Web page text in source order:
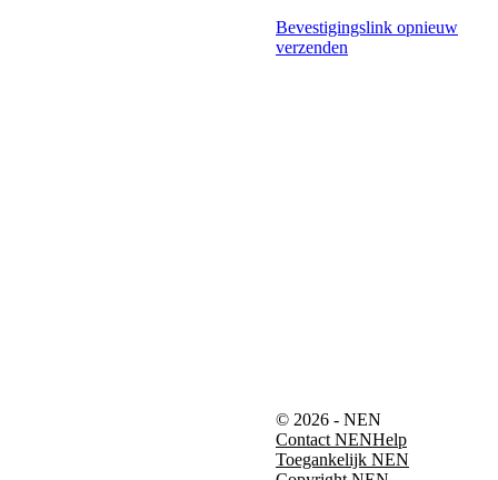
Bevestigingslink opnieuw
verzenden
© 2026 - NEN
Contact NENHelp
Toegankelijk NEN